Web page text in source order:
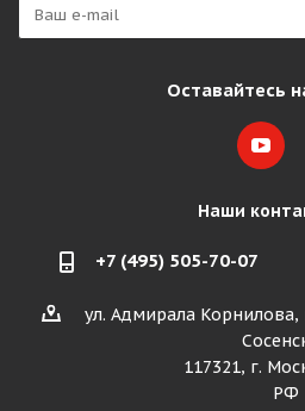
Оставайтесь
Наши
+7 (495) 505-70-07
ул. Адмирала Корнилова,
117321, г.
РФ